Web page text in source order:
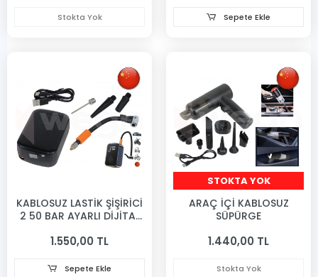
Stokta Yok Sepete Ekle
KABLOSUZ LASTİK ŞİŞİRİCİ
2 50 BAR AYARLI DİJİTAL
1.550,00 TL
Sepete Ekle
STOKTA YOK
ARAÇ İÇİ KABLOSUZ
SÜPÜRGE
1.440,00 TL
Stokta Yok